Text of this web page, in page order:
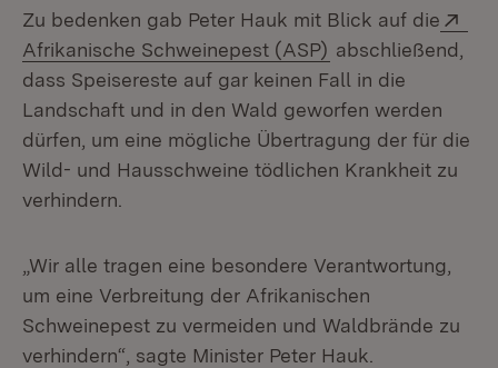
Zu bedenken gab Peter Hauk mit Blick auf die
Afrikanische Schweinepest (ASP) (Öffnet in neuem
abschließend,
dass Speisereste auf gar keinen Fall in die
Landschaft und in den Wald geworfen werden
dürfen, um eine mögliche Übertragung der für die
Wild- und Hausschweine tödlichen Krankheit zu
verhindern.
„Wir alle tragen eine besondere Verantwortung,
um eine Verbreitung der Afrikanischen
Schweinepest zu vermeiden und Waldbrände zu
verhindern“, sagte Minister Peter Hauk.